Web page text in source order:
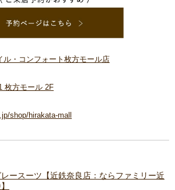
ル・コンフォート枚方モール店
枚方モール 2F
shop/hirakata-mall
ースーツ【近鉄奈良店：ならファミリー近